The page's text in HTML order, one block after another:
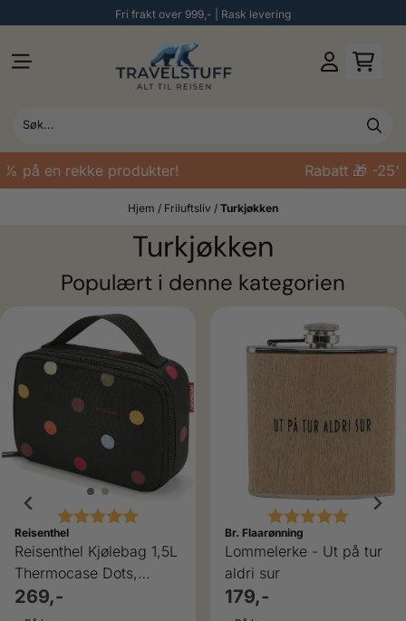
Fri frakt over 999,- | Rask levering
en rekke produkter! Rabatt 🎁 -25%
Hjem / Friluftsliv / Turkjøkken
Turkjøkken
Populært i denne kategorien
Karakter:
Reisenthel
Reisenthel Kjølebag 1,5L
Thermocase Dots,
farger
269,-
Karakter: 5.0 av
Br. Flaarønning
Lommelerke - Ut på tur
aldri sur
179,-